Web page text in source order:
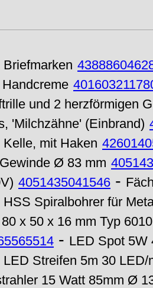
Briefmarken
Handcreme
und 2 herzförmigen
'Milchzähne' (Einbrand)
Kelle, mit Haken
Ø 83 mm
4051435041546 -
HSS Spiralbohrer für
x 50 x 16 mm Typ
- LED Spot 5W
LED Streifen 5m 30
15 Watt 85mm Ø